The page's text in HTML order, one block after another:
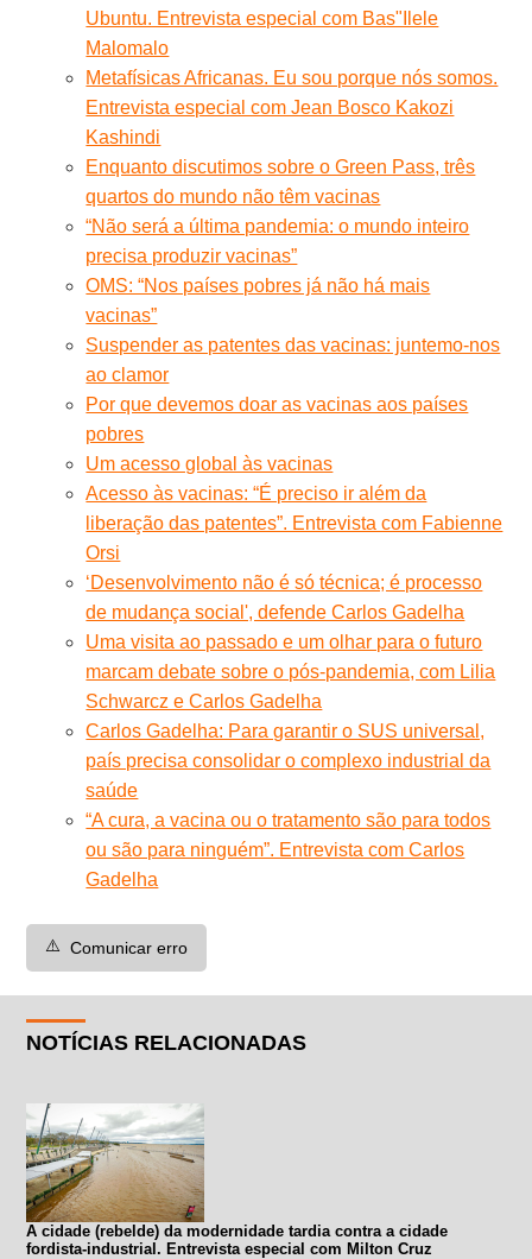
Ubuntu. Entrevista especial com Bas"Ilele
Malomalo
Metafísicas Africanas. Eu sou porque nós somos.
Entrevista especial com Jean Bosco Kakozi
Kashindi
Enquanto discutimos sobre o Green Pass, três
quartos do mundo não têm vacinas
“Não será a última pandemia: o mundo inteiro
precisa produzir vacinas”
OMS: “Nos países pobres já não há mais
vacinas”
Suspender as patentes das vacinas: juntemo-nos
ao clamor
Por que devemos doar as vacinas aos países
pobres
Um acesso global às vacinas
Acesso às vacinas: “É preciso ir além da
liberação das patentes”. Entrevista com Fabienne
Orsi
‘Desenvolvimento não é só técnica; é processo
de mudança social', defende Carlos Gadelha
Uma visita ao passado e um olhar para o futuro
marcam debate sobre o pós-pandemia, com Lilia
Schwarcz e Carlos Gadelha
Carlos Gadelha: Para garantir o SUS universal,
país precisa consolidar o complexo industrial da
saúde
“A cura, a vacina ou o tratamento são para todos
ou são para ninguém”. Entrevista com Carlos
Gadelha
⚠️ Comunicar erro
NOTÍCIAS RELACIONADAS
A cidade (rebelde) da modernidade tardia contra a cidade
fordista-industrial. Entrevista especial com Milton Cruz